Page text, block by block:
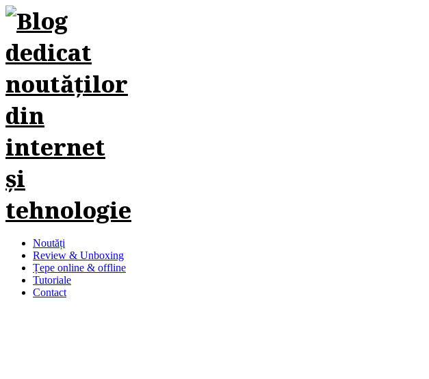
Noutăți
Review & Unboxing
Țepe online & offline
Tutoriale
Contact